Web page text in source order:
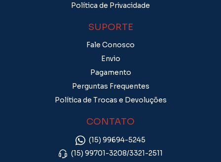
Política de Privacidade
SUPORTE
Fale Conosco
Envio
Pagamento
Perguntas Frequentes
Política de Trocas e Devoluções
CONTATO
(15) 99694-5245
(15) 99701-3208/3321-2511